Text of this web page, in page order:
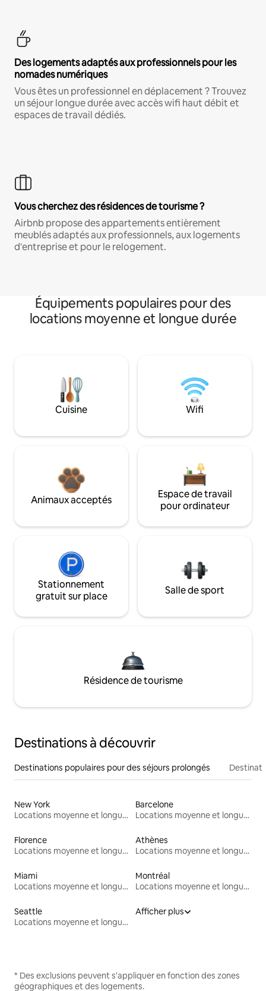
Des logements adaptés aux professionnels pour les
nomades numériques
Vous êtes un professionnel en déplacement ? Trouvez
un séjour longue durée avec accès wifi haut débit et
espaces de travail dédiés.
Vous cherchez des résidences de tourisme ?
Airbnb propose des appartements entièrement
meublés adaptés aux professionnels, aux logements
d'entreprise et pour le relogement.
Équipements populaires pour des
locations moyenne et longue durée
Cuisine Wifi
Animaux acceptés
Espace de travail
pour ordinateur
Stationnement
gratuit sur place
Salle de sport
Résidence de tourisme
Destinations à découvrir
Destinations populaires pour des séjours prolongés
New York
Locations moyenne et longue durée
Barcelone
Locations moyenne et longue durée
Florence
Locations moyenne et longue durée
Athènes
Locations moyenne et longue durée
Miami
Locations moyenne et longue durée
Montréal
Locations moyenne et longue durée
Seattle
Locations moyenne et longue durée
Afficher plus
* Des exclusions peuvent s'appliquer en fonction des zones
géographiques et des logements.